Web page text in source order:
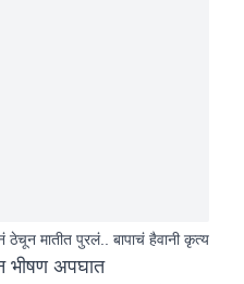
ठेचून मातीत पुरलं.. बापाचं हैवानी कृत्य
भीषण अपघात